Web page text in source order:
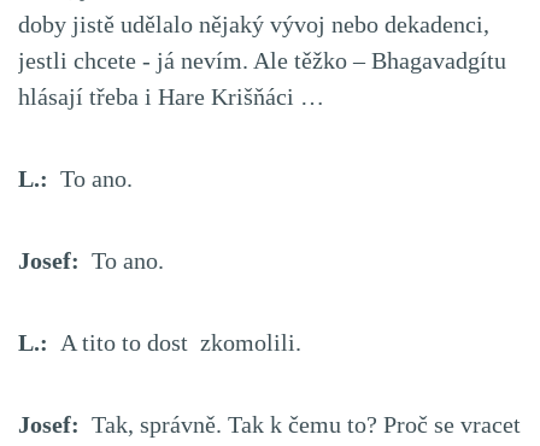
doby jistě udělalo nějaký vývoj nebo dekadenci,
jestli chcete - já nevím. Ale těžko – Bhagavadgítu
hlásají třeba i Hare Krišňáci …
L.: To ano.
Josef: To ano.
L.: A tito to dost zkomolili.
Josef: Tak, správně. Tak k čemu to? Proč se vracet